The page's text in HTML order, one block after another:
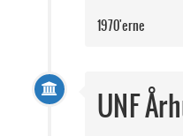
1970'erne
UNF